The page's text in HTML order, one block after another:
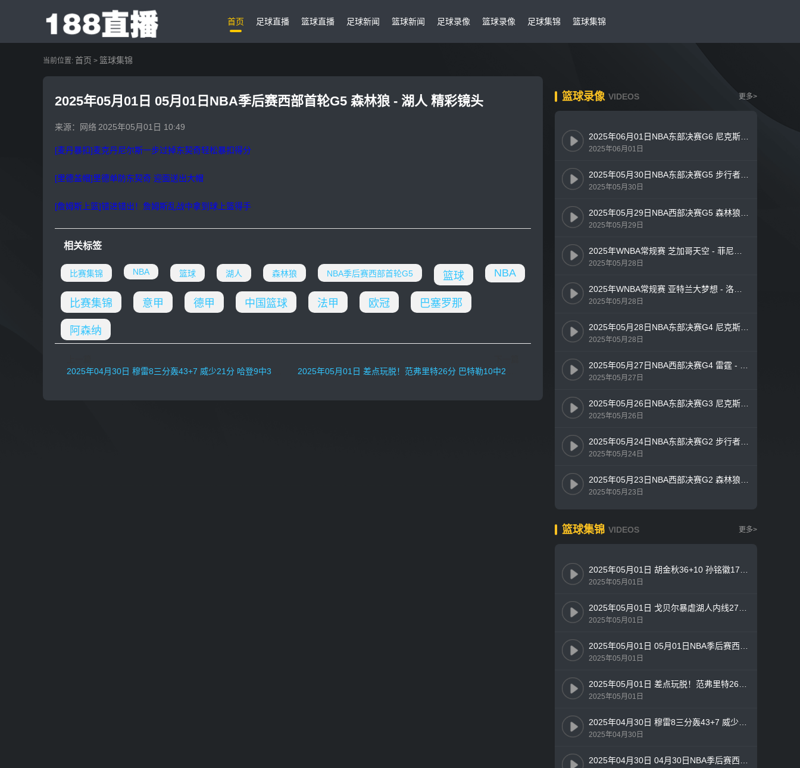
首页 足球直播 篮球直播 足球新闻 篮球新闻 足球录像 篮球录像 足球集锦 篮球集锦
当前位置: 首页 > 篮球集锦
2025年05月01日 05月01日NBA季后赛西部首轮G5 森林狼 - 湖人 精彩镜头
来源：网络2025年05月01日 10:49
[麦丹暴扣]麦克丹尼尔斯一步过掉东契奇轻松暴扣得分
[里德盖帽]里德单防东契奇 迎面送出大帽
[詹姆斯上篮]错进错出！詹姆斯乱战中拿到球上篮得手
相关标签
比赛集锦 NBA 篮球 湖人 森林狼 NBA季后赛西部首轮G5 篮球 NBA
比赛集锦 意甲 德甲 中国篮球 法甲 欧冠 巴塞罗那
阿森纳
2025年04月30日 穆雷8三分轰43+7 威少21分 哈登9中3 掘金3-2快船勇夺天王山
2025年05月01日 差点玩脱！范弗里特26分 巴特勒10中2 火箭轻取勇士追至2-3
篮球录像 VIDEOS 更多>
2025年06月01日NBA东部决赛G6 尼克斯 - 步行者 全场录像
2025年06月01日
2025年05月30日NBA东部决赛G5 步行者 - 尼克斯 全场录像
2025年05月30日
2025年05月29日NBA西部决赛G5 森林狼 - 雷霆 全场录像
2025年05月29日
2025年WNBA常规赛 芝加哥天空 - 菲尼克斯水星 全场录像
2025年05月28日
2025年WNBA常规赛 亚特兰大梦想 - 洛杉矶火花 全场录像
2025年05月28日
2025年05月28日NBA东部决赛G4 尼克斯 - 步行者 全场录像
2025年05月28日
2025年05月27日NBA西部决赛G4 雷霆 - 森林狼 全场录像
2025年05月27日
2025年05月26日NBA东部决赛G3 尼克斯 - 步行者 全场录像
2025年05月26日
2025年05月24日NBA东部决赛G2 步行者 - 尼克斯 全场录像
2025年05月24日
2025年05月23日NBA西部决赛G2 森林狼 - 雷霆 全场录像
2025年05月23日
篮球集锦 VIDEOS 更多>
2025年05月01日 胡金秋36+10 孙铭徽17+6+9 广厦3-0横扫辽宁闯入总决赛！
2025年05月01日
2025年05月01日 戈贝尔暴虐湖人内线27+24！詹东50分 湖人1-4负森林狼出局！
2025年05月01日
2025年05月01日 05月01日NBA季后赛西部首轮G5 森林狼 - 湖人 精彩镜头
2025年05月01日
2025年05月01日 差点玩脱！范弗里特26分 巴特勒10中2 火箭轻取勇士追至2-3
2025年05月01日
2025年04月30日 穆雷8三分轰43+7 威少21分 哈登9中3 掘金3-2快船勇夺天王山
2025年04月30日
2025年04月30日 04月30日NBA季后赛西部首轮G5 快船 - 掘金 精彩镜头